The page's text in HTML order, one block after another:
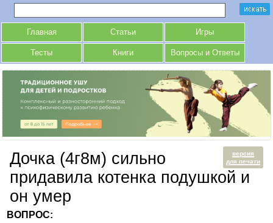
Главная Статьи Игры
Тесты Книги Вопросы и Ответы
версия
для печати
Дочка (4г8м) сильно
придавила котенка подушкой и
он умер
ВОПРОС: